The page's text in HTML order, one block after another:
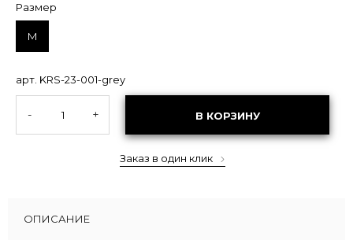
Размер
M
арт. KRS-23-001-grey
- + В КОРЗИНУ
Заказ в один клик
ОПИСАНИЕ